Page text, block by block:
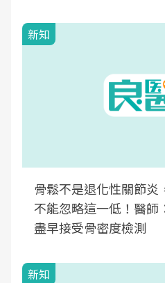
新知
骨鬆不是退化性關節炎
不能忽略這一低！醫師
盡早接受骨密度檢測
新知